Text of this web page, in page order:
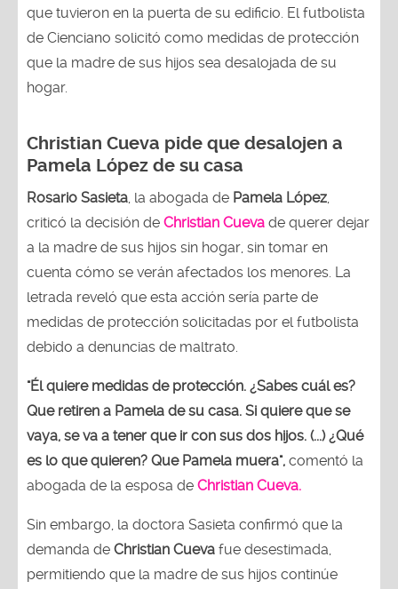
que tuvieron en la puerta de su edificio. El futbolista
de Cienciano solicitó como medidas de protección
que la madre de sus hijos sea desalojada de su
hogar.
Christian Cueva pide que desalojen a
Pamela López de su casa
Rosario Sasieta , la abogada de Pamela López
criticó la decisión de Christian Cueva de querer dejar
a la madre de sus hijos sin hogar, sin tomar en
cuenta cómo se verán afectados los menores. La
letrada reveló que esta acción sería parte de
medidas de protección solicitadas por el futbolista
debido a denuncias de maltrato.
"Él quiere medidas de protección. ¿Sabes cuál es?
Que retiren a Pamela de su casa. Si quiere que se
vaya, se va a tener que ir con sus dos hijos. (...) ¿Qué
es lo que quieren? Que Pamela muera", comentó la
abogada de la esposa de Christian Cueva.
Sin embargo, la doctora Sasieta confirmó que la
demanda de Christian Cueva fue desestimada,
permitiendo que la madre de sus hijos continúe